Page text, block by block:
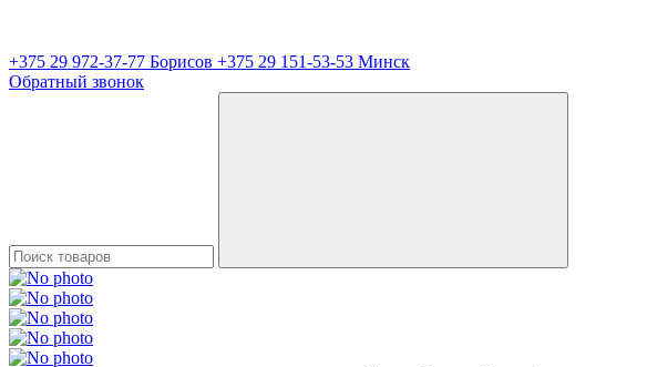
+375 29 972-37-77 Борисов +375 29 151-53-53 Минск
Обратный звонок